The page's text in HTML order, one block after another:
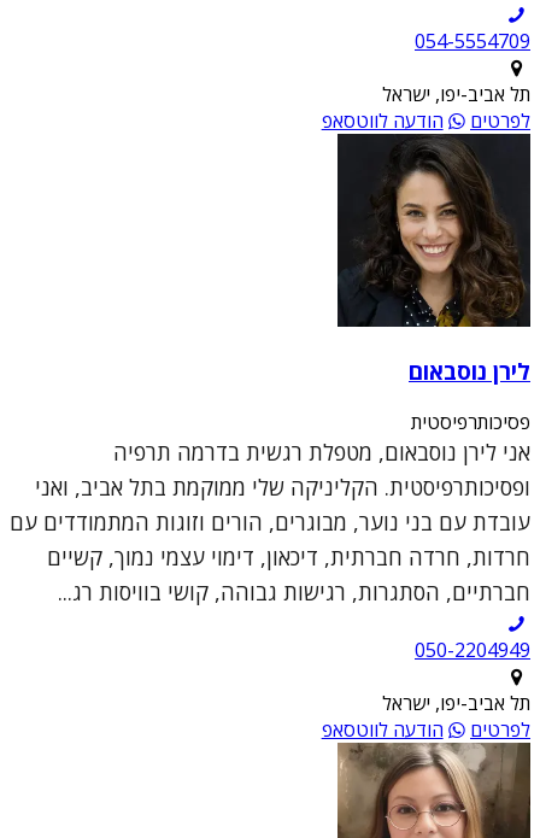
054-5554709
תל אביב-יפו, ישראל
לפרטים
הודעה לווטסאפ
לירן נוסבאום
פסיכותרפיסטית
אני לירן נוסבאום, מטפלת רגשית בדרמה תרפיה
ופסיכותרפיסטית. הקליניקה שלי ממוקמת בתל אביב, ואני
עובדת עם בני נוער, מבוגרים, הורים וזוגות המתמודדים עם
חרדות, חרדה חברתית, דיכאון, דימוי עצמי נמוך, קשיים
חברתיים, הסתגרות, רגישות גבוהה, קושי בוויסות רג...
050-2204949
תל אביב-יפו, ישראל
לפרטים
הודעה לווטסאפ